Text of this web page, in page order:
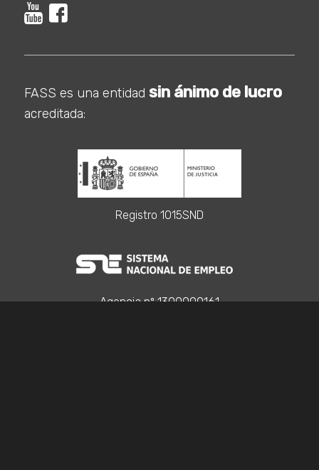
FASS es una entidad sin ánimo de lucro
acreditada:
Registro 1015SND
Agencia nº 1300000161